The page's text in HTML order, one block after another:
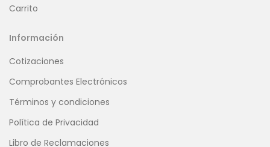
Carrito
Información
Cotizaciones
Comprobantes Electrónicos
Términos y condiciones
Política de Privacidad
Libro de Reclamaciones